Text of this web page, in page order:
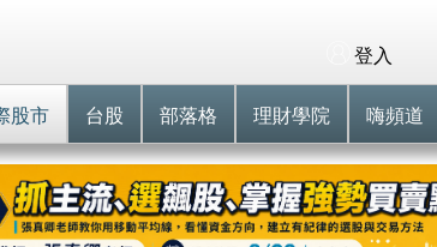
登入
股市 台股 部落格 理財學院 嗨頻道